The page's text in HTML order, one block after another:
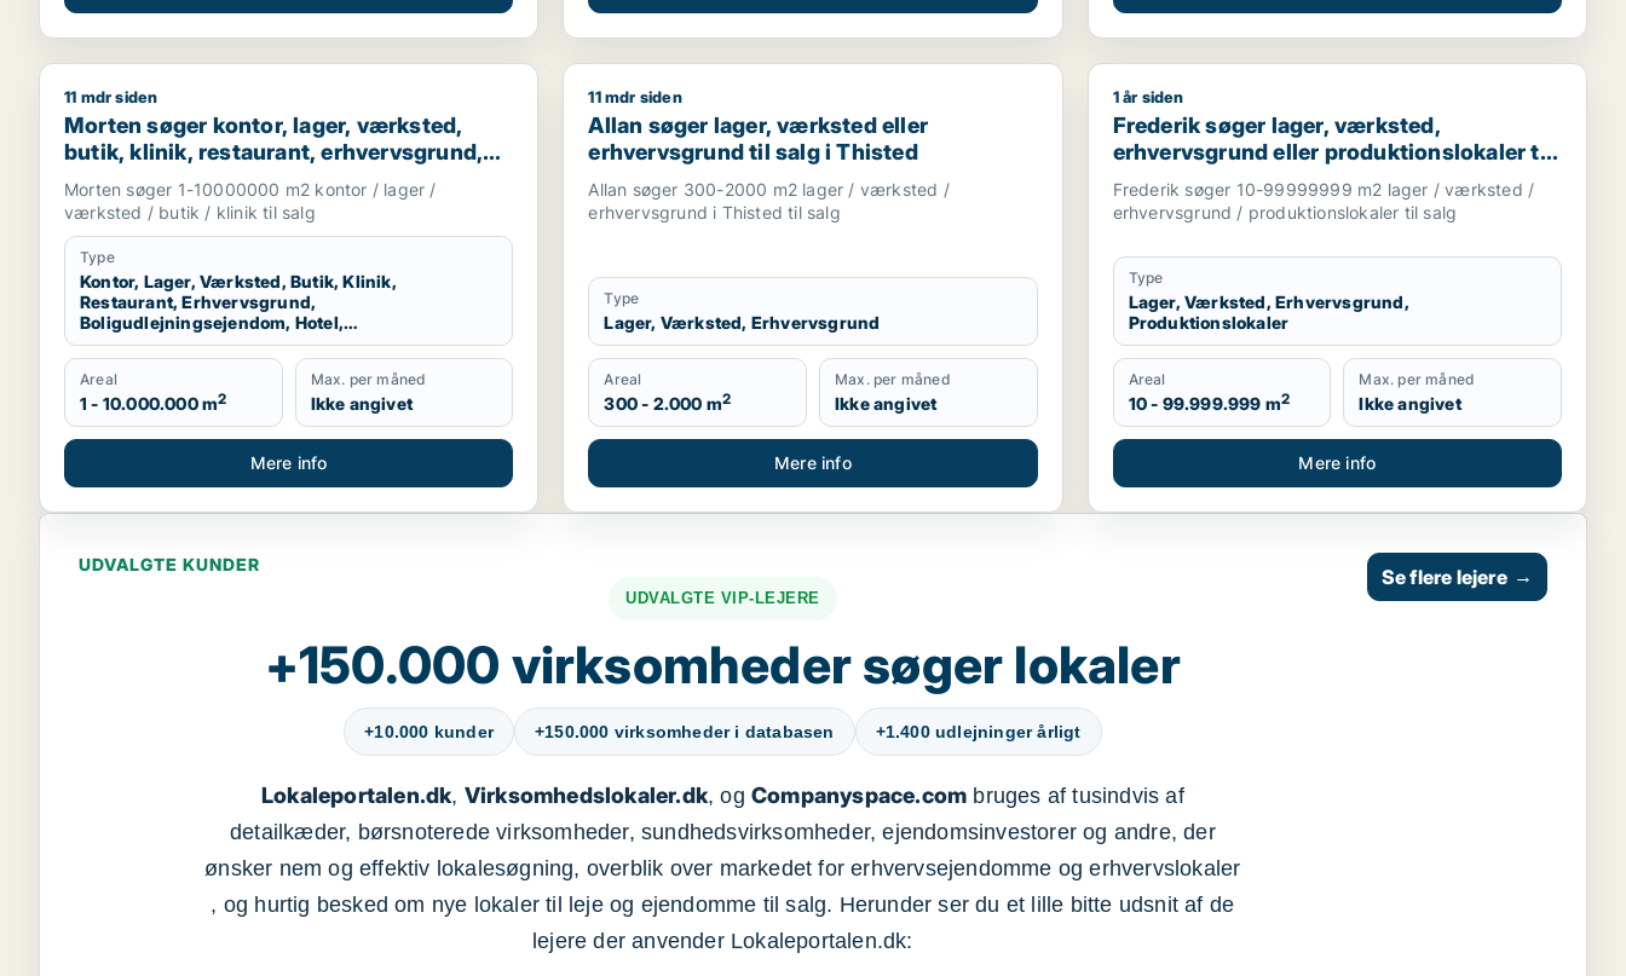
Morten søger kontor, lager, værksted, butik, klinik, restaurant, erhvervsgrund, boligudlejningsejendom, hotel eller produktionslokaler til salg i Region Nordjylland
11 mdr siden
Morten søger kontor, lager, værksted,
butik, klinik, restaurant, erhvervsgrund,
boligudlejningsejendom, hotel eller
produktionslokaler til salg i Region
Nordjylland
Morten søger 1-10000000 m2 kontor / lager /
værksted / butik / klinik til salg
Type
Kontor, Lager, Værksted, Butik, Klinik,
Restaurant, Erhvervsgrund,
Boligudlejningsejendom, Hotel,
Produktionslokaler
Areal
1 - 10.000.000 m2
Max. per måned
Ikke angivet
Mere info
Allan søger lager, værksted eller erhvervsgrund til salg i Thisted
11 mdr siden
Allan søger lager, værksted eller
erhvervsgrund til salg i Thisted
Allan søger 300-2000 m2 lager / værksted /
erhvervsgrund i Thisted til salg
Type
Lager, Værksted, Erhvervsgrund
Areal
300 - 2.000 m2
Max. per måned
Ikke angivet
Mere info
Frederik søger lager, værksted, erhvervsgrund eller
1 år siden
Frederik søger lager, værksted,
erhvervsgrund eller produktionslokaler til
salg i Holstebro, Thisted eller Skive m.fl.
Frederik søger 10-99999999 m2 lager / værksted /
erhvervsgrund / produktionslokaler til salg
Type
Lager, Værksted, Erhvervsgrund,
Produktionslokaler
Areal
10 - 99.999.999 m2
Max. per måned
Ikke angivet
Mere info
UDVALGTE KUNDER
UDVALGTE VIP-LEJERE
+150.000 virksomheder søger lokaler
+10.000 kunder +150.000 virksomheder i databasen +1.400 udlejninger årligt
Lokaleportalen.dk, Virksomhedslokaler.dk, og Companyspace.com bruges af tusindvis af
detailkæder, børsnoterede virksomheder, sundhedsvirksomheder, ejendomsinvestorer og andre, der
ønsker nem og effektiv lokalesøgning, overblik over markedet for erhvervsejendomme og erhvervslokaler
, og hurtig besked om nye lokaler til leje og ejendomme til salg. Herunder ser du et lille bitte udsnit af de
lejere der anvender Lokaleportalen.dk:
Se flere lejere →